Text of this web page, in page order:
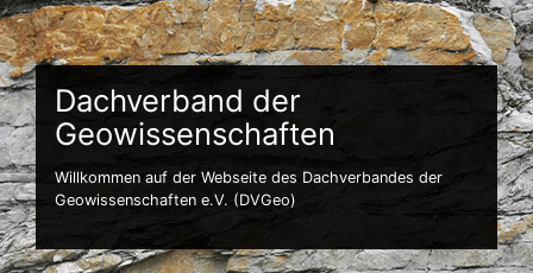
Dachverband der
Geowissenschaften
Willkommen auf der Webseite des Dachverbandes der
Geowissenschaften e.V. (DVGeo)